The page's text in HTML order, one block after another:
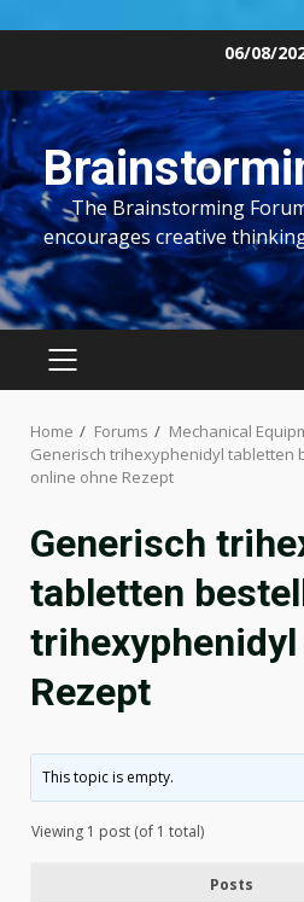
content
06/08/
The Brainstorming
encourages creative
PRIMARY
Home Forums
Mechanical
Generisch trihexyphenidyl tabletten
online ohne Rezept
Generisch
tabletten
Rezept
This topic is empty.
Viewing 1 post (of 1 total)
Posts